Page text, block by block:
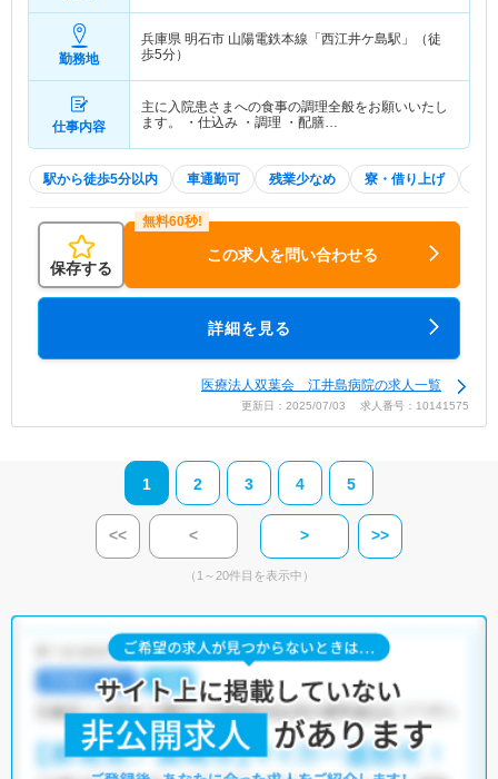
勤務地
兵庫県 明石市 山陽電鉄本線「西江井ケ島駅」（徒
歩5分）
仕事内容
主に入院患さまへの食事の調理全般をお願いいたし
ます。 ・仕込み ・調理 ・配膳…
駅から徒歩5分以内 車通勤可 残業少なめ 寮・借り上げ
保存する
この求人を問い合わせる
詳細を見る
医療法人双葉会 江井島病院の求人一覧
更新日：2025/07/03 求人番号：10141575
1 2 3 4 5
<< < > >>
（1～20件目を表示中）